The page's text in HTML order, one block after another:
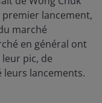
premier lancement,
marché
en général ont
pic, de
lancements.